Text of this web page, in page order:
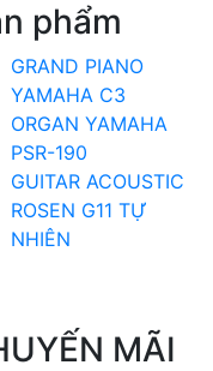
phẩm
GRAND PIANO
YAMAHA C3
ORGAN YAMAHA
PSR-190
GUITAR ACOUSTIC
ROSEN G11 TỰ
NHIÊN
MÃI